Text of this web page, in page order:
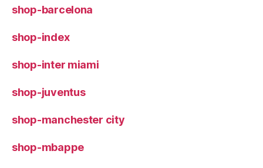
shop-barcelona
shop-index
shop-inter miami
shop-juventus
shop-manchester city
shop-mbappe